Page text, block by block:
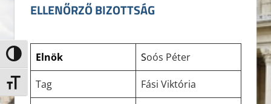
Nagy kontraszt váltása
Betűméret váltása
Hallgatói
ELTE
ÁJK
HÖK
ELLENŐRZŐ BIZOTTSÁG
Elnök Soós Péter
Tag Fási Viktória